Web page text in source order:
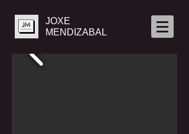
JOXE
MENDIZABAL